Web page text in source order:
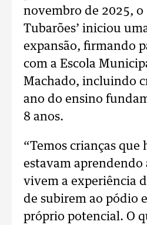
novembro de 2025, o
Tubarões’ iniciou
expansão, firmando
com a Escola
Machado, incluindo
ano do ensino
8 anos.
“Temos crianças que
estavam aprendendo
vivem a experiência
de subirem ao pódio
próprio potencial. O